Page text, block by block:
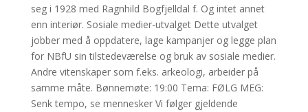
seg i 1928 med Ragnhild Bogfjelldal f. Og intet annet
enn interiør. Sosiale medier-utvalget Dette utvalget
jobber med å oppdatere, lage kampanjer og legge plan
for NBfU sin tilstedeværelse og bruk av sosiale medier.
Andre vitenskaper som f.eks. arkeologi, arbeider på
samme måte. Bønnemøte: 19:00 Tema: FØLG MEG:
Senk tempo, se mennesker Vi følger gjeldende